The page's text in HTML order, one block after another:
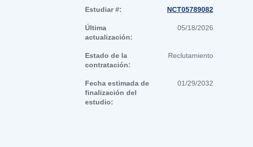
Estudiar #: NCT05789082
Última
actualización:
05/18/2026
Estado de la
contratación:
Reclutamiento
Fecha estimada de
finalización del
estudio:
01/29/2032